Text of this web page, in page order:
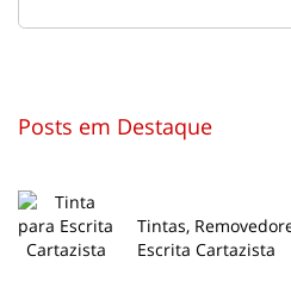
Posts em Destaque
Tintas,
Escrita Cartazista